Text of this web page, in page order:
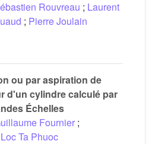
Rouvreau ; Laurent
; Pierre Joulain
ou par aspiration de
d'un cylindre calculé par
Échelles
Fournier ;
Loc Ta Phuoc